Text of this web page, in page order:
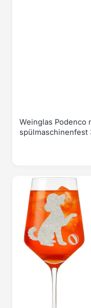
Weinglas Podenco
spülmaschinenfest